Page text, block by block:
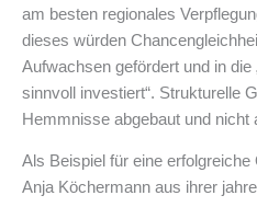
am besten regionales
dieses würden
Aufwachsen gefördert und in
sinnvoll investiert“. Strukturelle
Hemmnisse abgebaut und nicht
Als Beispiel für eine
Anja Köchermann aus ihrer